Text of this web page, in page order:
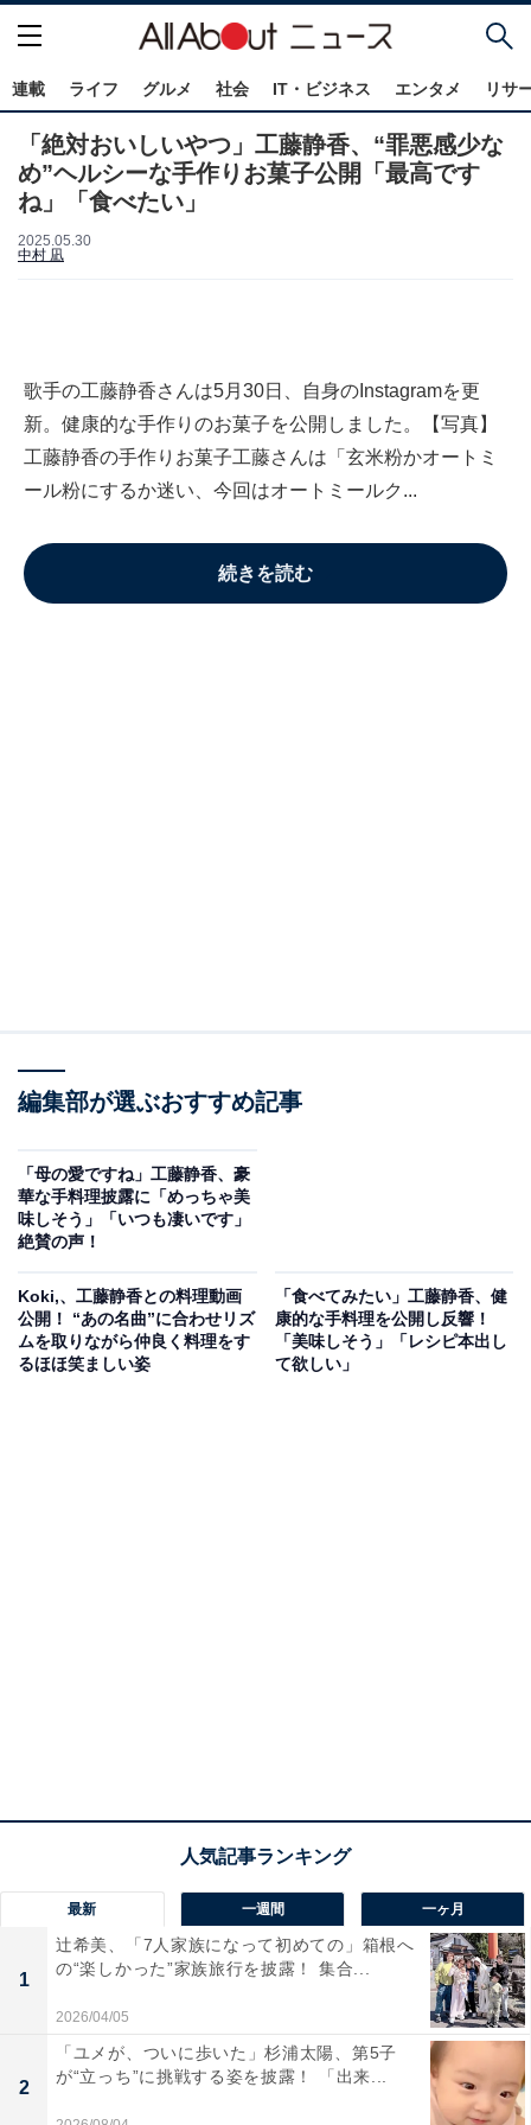
連載 ライフ グルメ 社会 IT・ビジネス エンタメ リサ
「絶対おいしいやつ」工藤静香、“罪悪感少な
め”ヘルシーな手作りお菓子公開「最高です
ね」「食べたい」
2025.05.30
中村 凪
歌手の工藤静香さんは5月30日、自身のInstagramを更
新。健康的な手作りのお菓子を公開しました。【写真】
工藤静香の手作りお菓子工藤さんは「玄米粉かオートミ
ール粉にするか迷い、今回はオートミールク...
続きを読む
編集部が選ぶおすすめ記事
「母の愛ですね」工藤静香、豪
華な手料理披露に「めっちゃ美
味しそう」「いつも凄いです」
絶賛の声！
Koki,、工藤静香との料理動画
公開！ “あの名曲”に合わせリズ
ムを取りながら仲良く料理をす
るほほ笑ましい姿
「食べてみたい」工藤静香、健
康的な手料理を公開し反響！
「美味しそう」「レシピ本出し
て欲しい」
最新 一週間 一ヶ月
1
辻希美、「7人家族になって初めての」箱根へ
の“楽しかった”家族旅行を披露！ 集合...
2026/04/05
2
「ユメが、ついに歩いた」杉浦太陽、第5子
が“立っち”に挑戦する姿を披露！ 「出来...